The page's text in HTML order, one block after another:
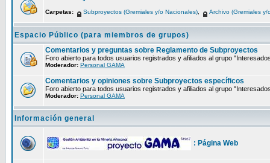
Carpetas: Subproyectos (Gremiales y/o Nacionales) Archivo (Gremiales y/
Espacio Público (para miembros de grupos)
Comentarios y preguntas sobre Reglamento de Subproyectos
Foro abierto para todos usuarios registrados y afiliados al grupo
Moderador: Personal GAMA
Comentarios y opiniones sobre Subproyectos específicos
Foro abierto para todos usuarios registrados y afiliados al grupo
Moderador: Personal GAMA
Información general
: Página Web